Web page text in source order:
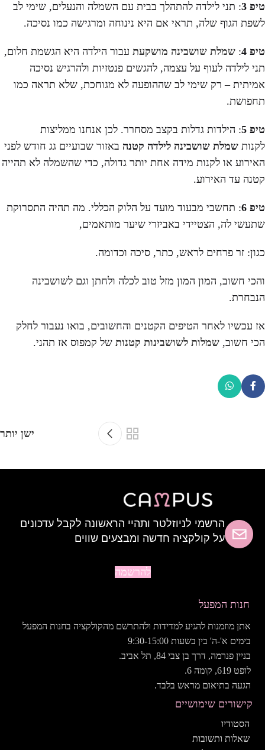
טיפ 3
: תני לילדה להתהלך בבית עם השמלה והנעלים, שימי לב
לשפת הגוף שלה, תראי אם היא נינוחה ומרגישה כמו נסיכה.
טיפ 4 : שמלת שושבינה מושקעת עבור הילדה היא הגשמת חלום,
תני לילדה לעוף על עצמה, להגשים פנטזיות ולהרגיש נסיכה
אמיתית – רק שימי לב שההופעה לא מגוחכת, שלא תראה כמו
תחפושת.
טיפ 5
: הילדות גדלות בקצב מסחרר. לכן אנחנו ממליצות
לקנות שמלת שושבינה לילדה קטנה באזור שבועיים גג חודש לפני
האירוע או לקנות מידה אחת יותר גדולה, כדי שהשמלה לא תהייה
קטנה עד האירוע.
טיפ 6
: תחשבי מבעוד מועד על הלוק הכללי. מה תהיה התסרוקת
שתעשי לה, הצטיידי באביזרי שיער מותאמים,
כגון: זר פרחים לראש, כתר, סיכה וכדומה.
והכי חשוב, המון המון מזל טוב לכלה ולחתן וגם לשושבינה
הנבחרת.
אז עכשיו לאחר הטיפים הקטנים והחשובים, בואו נעבור לחלק
הכי חשוב, שמלות לשושבינות קטנות של קמפוס אז תהני.
ישן יותר
הרשמי לניוזלטר ותהיי הראשונה לקבל עדכונים
על קולקציה חדשה ומבצעים שווים
להרשמה
חנות המפעל
אתן מוזמנות להגיע למדידות ולהתרשם מהקולקציה בחנות המפעל
בימים א'-ה' בין בשעות 9:30-15:00
בניין פנרמה, דרך בן צבי 84, תל אביב.
לופט 619, קומה 6.
הגעה בתיאום מראש בלבד.
קישורים שימושיים
הסטודיו
שאלות ותשובות